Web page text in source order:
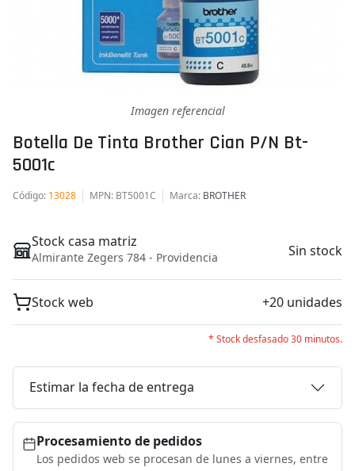
Imagen referencial
Botella De Tinta Brother Cian P/n Bt-
5001c
Código: 13028 MPN: BT5001C Marca: BROTHER
Stock casa matriz
Almirante Zegers 784 - Providencia Sin stock
Stock web +20 unidades
* Stock desfasado 30 minutos.
Estimar la fecha de entrega
Procesamiento de pedidos
Los pedidos web se procesan de lunes a viernes, entre